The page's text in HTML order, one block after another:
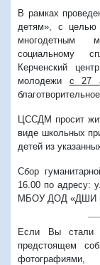
В рамках
детям», с целью
многодетным
социальному
Керченский
молодежи с 27
ЦССДМ просит
виде школьных
детей из
Сбор
16.00 по адресу:
МБОУ ДОД «ДШИ
Если Вы стали
предстоящем